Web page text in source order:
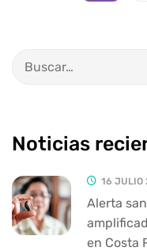
Noticias
16 JULIO
Alerta
en Costa